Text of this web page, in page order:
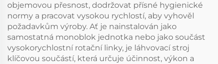
objemovou přesnost, dodržovat přísné hygienické
normy a pracovat vysokou rychlostí, aby vyhověl
požadavkům výroby. Ať je nainstalován jako
samostatná monoblok jednotka nebo jako součást
vysokorychlostní rotační linky, je láhvovací stroj
klíčovou součástí, která určuje účinnost, výkon a